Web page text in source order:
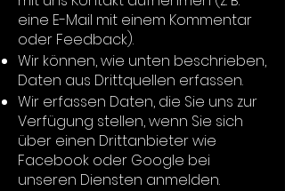
eine E-Mail mit einem Kommentar
oder Feedback).
Wir können, wie unten beschrieben,
Daten aus Drittquellen erfassen.
Wir erfassen Daten, die Sie uns zur
Verfügung stellen, wenn Sie sich
über einen Drittanbieter wie
Facebook oder Google bei
unseren Diensten anmelden.